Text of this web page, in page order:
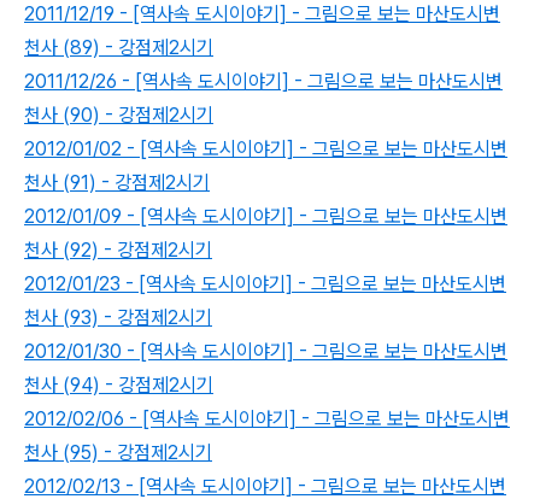
2011/12/19 - [역사속 도시이야기] - 그림으로 보는 마산도시변
천사 (89) - 강점제2시기
2011/12/26 - [역사속 도시이야기] - 그림으로 보는 마산도시변
천사 (90) - 강점제2시기
2012/01/02 - [역사속 도시이야기] - 그림으로 보는 마산도시변
천사 (91) - 강점제2시기
2012/01/09 - [역사속 도시이야기] - 그림으로 보는 마산도시변
천사 (92) - 강점제2시기
2012/01/23 - [역사속 도시이야기] - 그림으로 보는 마산도시변
천사 (93) - 강점제2시기
2012/01/30 - [역사속 도시이야기] - 그림으로 보는 마산도시변
천사 (94) - 강점제2시기
2012/02/06 - [역사속 도시이야기] - 그림으로 보는 마산도시변
천사 (95) - 강점제2시기
2012/02/13 - [역사속 도시이야기] - 그림으로 보는 마산도시변